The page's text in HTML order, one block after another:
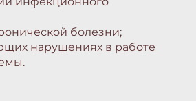
болезни;
нарушениях в работе